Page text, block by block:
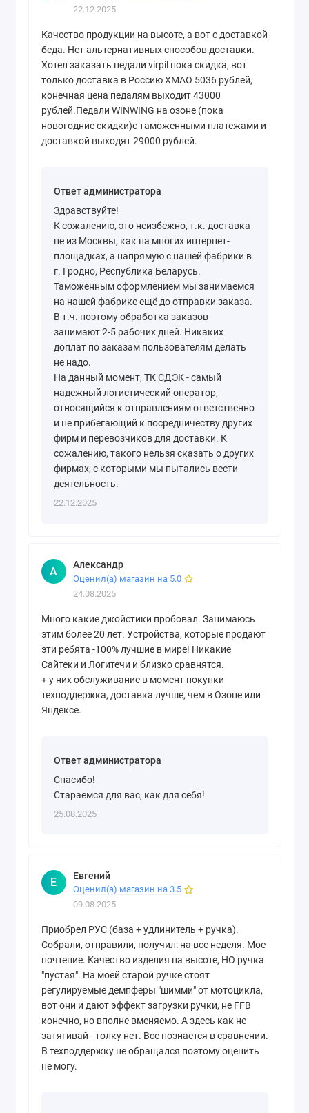
22.12.2025
Качество продукции на высоте, а вот с доставкой
беда. Нет альтернативных способов доставки.
Хотел заказать педали virpil пока скидка, вот
только доставка в Россию ХМАО 5036 рублей,
конечная цена педалям выходит 43000
рублей.Педали WINWING на озоне (пока
новогодние скидки)с таможенными платежами и
доставкой выходят 29000 рублей.
Ответ администратора
Здравствуйте!
К сожалению, это неизбежно, т.к. доставка
не из Москвы, как на многих интернет-
площадках, а напрямую с нашей фабрики в
г. Гродно, Республика Беларусь.
Таможенным оформлением мы занимаемся
на нашей фабрике ещё до отправки заказа.
В т.ч. поэтому обработка заказов
занимают 2-5 рабочих дней. Никаких
доплат по заказам пользователям делать
не надо.
На данный момент, ТК СДЭК - самый
надежный логистический оператор,
относящийся к отправлениям ответственно
и не прибегающий к посредничеству других
фирм и перевозчиков для доставки. К
сожалению, такого нельзя сказать о других
фирмах, с которыми мы пытались вести
деятельность.
22.12.2025
А Александр
Оценил(а) магазин на 5.0
24.08.2025
Много какие джойстики пробовал. Занимаюсь
этим более 20 лет. Устройства, которые продают
эти ребята -100% лучшие в мире! Никакие
Сайтеки и Логитечи и близко сравнятся.
+ у них обслуживание в момент покупки
техподдержка, доставка лучше, чем в Озоне или
Яндексе.
Ответ администратора
Спасибо!
Стараемся для вас, как для себя!
25.08.2025
Е Евгений
Оценил(а) магазин на 3.5
09.08.2025
Приобрел РУС (база + удлинитель + ручка).
Собрали, отправили, получил: на все неделя. Мое
почтение. Качество изделия на высоте, НО ручка
"пустая". На моей старой ручке стоят
регулируемые демпферы "шимми" от мотоцикла,
вот они и дают эффект загрузки ручки, не FFB
конечно, но вполне вменяемо. А здесь как не
затягивай - толку нет. Все познается в сравнении.
В техподдержку не обращался поэтому оценить
не могу.